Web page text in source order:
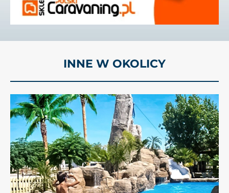
INNE W OKOLICY